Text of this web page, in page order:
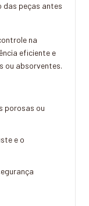
das peças antes
na
eficiente e
ou absorventes.
porosas ou
e o